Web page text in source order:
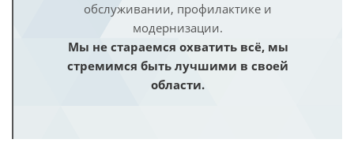
обслуживании, профилактике и
модернизации.
Мы не стараемся охватить всё, мы
стремимся быть лучшими в своей
области.